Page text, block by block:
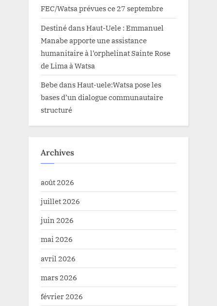
FEC/Watsa prévues ce 27 septembre
DestinédansHaut-Uele : Emmanuel
Manabe apporte une assistance
humanitaire à l’orphelinat Sainte Rose
de Lima à Watsa
BebedansHaut-uele:Watsa pose les
bases d’un dialogue communautaire
structuré
Archives
août 2026
juillet 2026
juin 2026
mai 2026
avril 2026
mars 2026
février 2026